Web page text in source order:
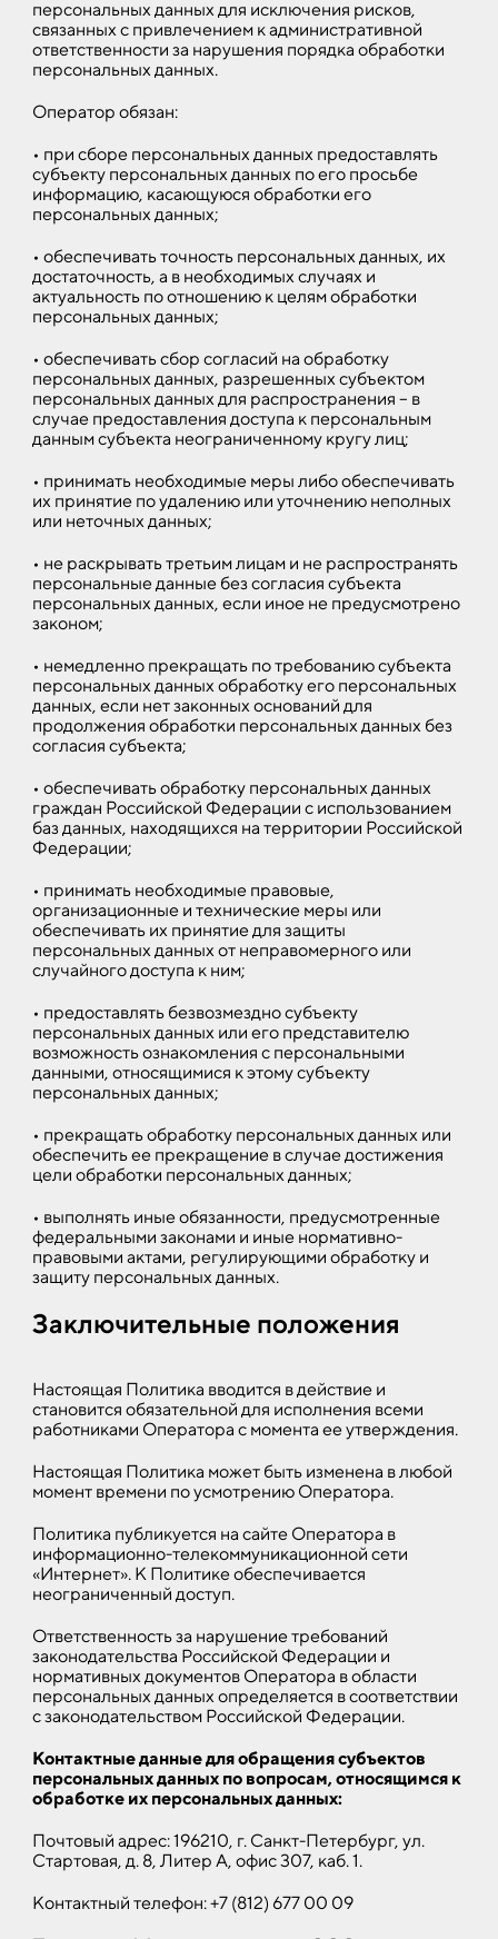
персональных данных для исключения рисков,
связанных с привлечением к административной
ответственности за нарушения порядка обработки
персональных данных.
Оператор обязан:
• при сборе персональных данных предоставлять
субъекту персональных данных по его просьбе
информацию, касающуюся обработки его
персональных данных;
• обеспечивать точность персональных данных, их
достаточность, а в необходимых случаях и
актуальность по отношению к целям обработки
персональных данных;
• обеспечивать сбор согласий на обработку
персональных данных, разрешенных субъектом
персональных данных для распространения – в
случае предоставления доступа к персональным
данным субъекта неограниченному кругу лиц;
• принимать необходимые меры либо обеспечивать
их принятие по удалению или уточнению неполных
или неточных данных;
• не раскрывать третьим лицам и не распространять
персональные данные без согласия субъекта
персональных данных, если иное не предусмотрено
законом;
• немедленно прекращать по требованию субъекта
персональных данных обработку его персональных
данных, если нет законных оснований для
продолжения обработки персональных данных без
согласия субъекта;
• обеспечивать обработку персональных данных
граждан Российской Федерации с использованием
баз данных, находящихся на территории Российской
Федерации;
• принимать необходимые правовые,
организационные и технические меры или
обеспечивать их принятие для защиты
персональных данных от неправомерного или
случайного доступа к ним;
• предоставлять безвозмездно субъекту
персональных данных или его представителю
возможность ознакомления с персональными
данными, относящимися к этому субъекту
персональных данных;
• прекращать обработку персональных данных или
обеспечить ее прекращение в случае достижения
цели обработки персональных данных;
• выполнять иные обязанности, предусмотренные
федеральными законами и иные нормативно-
правовыми актами, регулирующими обработку и
защиту персональных данных.
Заключительные положения
Настоящая Политика вводится в действие и
становится обязательной для исполнения всеми
работниками Оператора с момента ее утверждения.
Настоящая Политика может быть изменена в любой
момент времени по усмотрению Оператора.
Политика публикуется на сайте Оператора в
информационно-телекоммуникационной сети
«Интернет». К Политике обеспечивается
неограниченный доступ.
Ответственность за нарушение требований
законодательства Российской Федерации и
нормативных документов Оператора в области
персональных данных определяется в соответствии
с законодательством Российской Федерации.
Контактные данные для обращения субъектов
персональных данных по вопросам, относящимся к
обработке их персональных данных:
Почтовый адрес: 196210, г. Санкт-Петербург, ул.
Стартовая, д. 8, Литер А, офис 307, каб. 1.
Контактный телефон: +7 (812) 677 00 09